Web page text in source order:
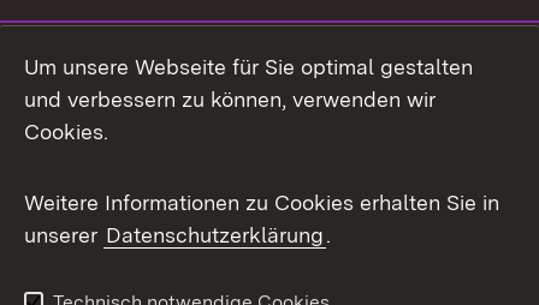
Mastodon
Messenger
Social Wall
X / Twitter
Youtube
Um unsere Webseite für Sie optimal gestalten
und verbessern zu können, verwenden wir
Cookies.
Weitere Informationen zu Cookies erhalten Sie in
unserer Datenschutzerklärung.